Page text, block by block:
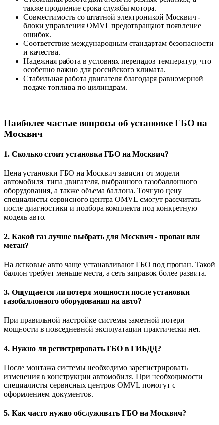
также продление срока службы мотора.
Совместимость со штатной электроникой Москвич -
блоки управления OMVL предотвращают появление
ошибок.
Соответствие международным стандартам безопасности
и качества.
Надежная работа в условиях перепадов температур, что
особенно важно для российского климата.
Стабильная работа двигателя благодаря равномерной
подаче топлива по цилиндрам.
Наиболее частые вопросы об установке ГБО на
Москвич
1. Сколько стоит установка ГБО на Москвич?
Цена установки ГБО на Москвич зависит от модели
автомобиля, типа двигателя, выбранного газобаллонного
оборудования, а также объема баллона. Точную цену
специалисты сервисного центра OMVL смогут рассчитать
после диагностики и подбора комплекта под конкретную
модель авто.
2. Какой газ лучше выбрать для Москвич - пропан или
метан?
На легковые авто чаще устанавливают ГБО под пропан. Такой
баллон требует меньше места, а сеть заправок более развита.
3. Ощущается ли потеря мощности после установки
газобаллонного оборудования на авто?
При правильной настройке системы заметной потери
мощности в повседневной эксплуатации практически нет.
4. Нужно ли регистрировать ГБО в ГИБДД?
После монтажа системы необходимо зарегистрировать
изменения в конструкции автомобиля. При необходимости
специалисты сервисных центров OMVL помогут с
оформлением документов.
5. Как часто нужно обслуживать ГБО на Москвич?